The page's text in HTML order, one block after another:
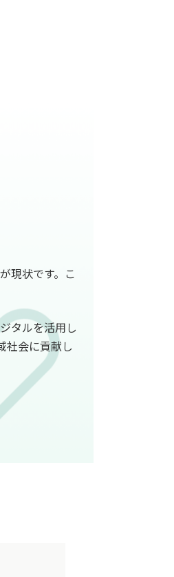
現状です。こ
タルを活用し
社会に貢献し